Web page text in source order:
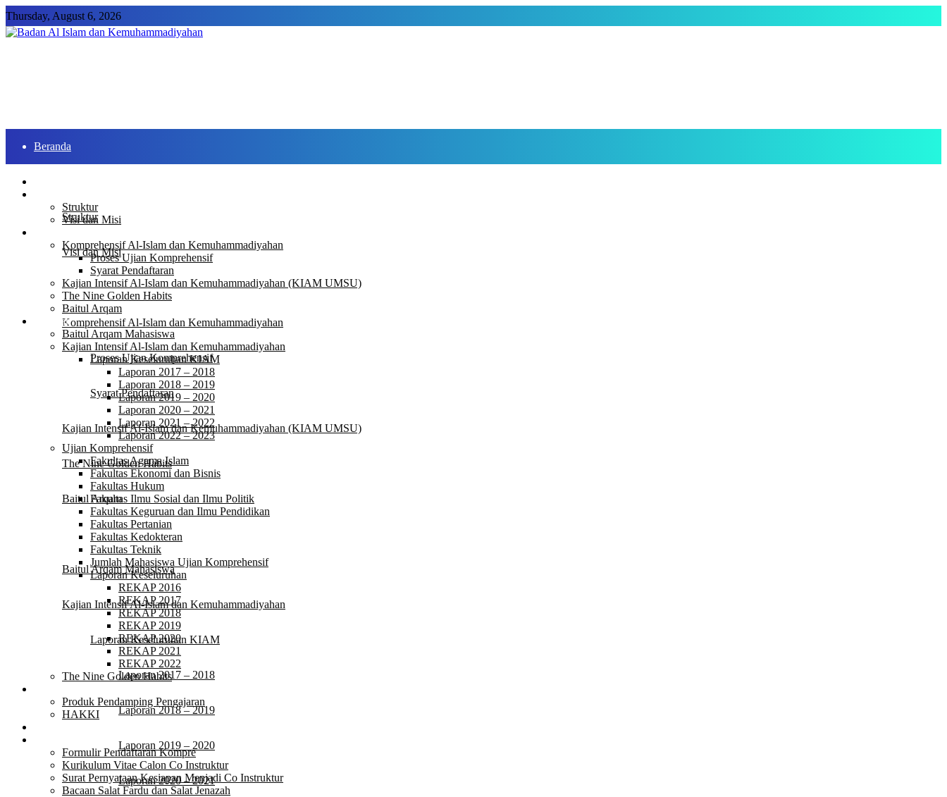
Thursday, August 6, 2026
Beranda
Struktur
Visi dan Misi
Program
Komprehensif Al-Islam dan Kemuhammadiyahan
Proses Ujian Komprehensif
Syarat Pendaftaran
Kajian Intensif Al-Islam dan Kemuhammadiyahan (KIAM UMSU)
The Nine Golden Habits
Baitul Arqam
Baitul Arqam Mahasiswa
Kajian Intensif Al-Islam dan Kemuhammadiyahan
Laporan Keseluruhan KIAM
Laporan 2017 – 2018
Laporan 2018 – 2019
Laporan 2019 – 2020
Laporan 2020 – 2021
Struktur
Visi dan Misi
Komprehensif Al-Islam dan Kemuhammadiyahan
Proses Ujian Komprehensif
Syarat Pendaftaran
Kajian Intensif Al-Islam dan Kemuhammadiyahan (KIAM UMSU)
The Nine Golden Habits
Baitul Arqam
Laporan
Baitul Arqam Mahasiswa
Kajian Intensif Al-Islam dan Kemuhammadiyahan
Laporan Keseluruhan KIAM
Laporan 2017 – 2018
Laporan 2018 – 2019
Laporan 2019 – 2020
Laporan 2020 – 2021
Laporan 2021 – 2022
Laporan 2022 – 2023
Ujian Komprehensif
Fakultas Agama Islam
Fakultas Ekonomi dan Bisnis
Fakultas Hukum
Fakultas Ilmu Sosial dan Ilmu Politik
Fakultas Keguruan dan Ilmu Pendidikan
Fakultas Pertanian
Fakultas Kedokteran
Fakultas Teknik
Jumlah Mahasiswa Ujian Komprehensif
Laporan Keseluruhan
REKAP 2016
REKAP 2017
REKAP 2018
REKAP 2019
REKAP 2020
REKAP 2021
REKAP 2022
The Nine Golden Habits
Produk Pendamping Pengajaran
HAKKI
Formulir Pendaftaran Kompre
Kurikulum Vitae Calon Co Instruktur
Surat Pernyataan Kesiapan Menjadi Co Instruktur
Bacaan Salat Fardu dan Salat Jenazah